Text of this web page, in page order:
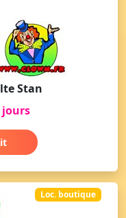
Stan
jours
Loc. boutique